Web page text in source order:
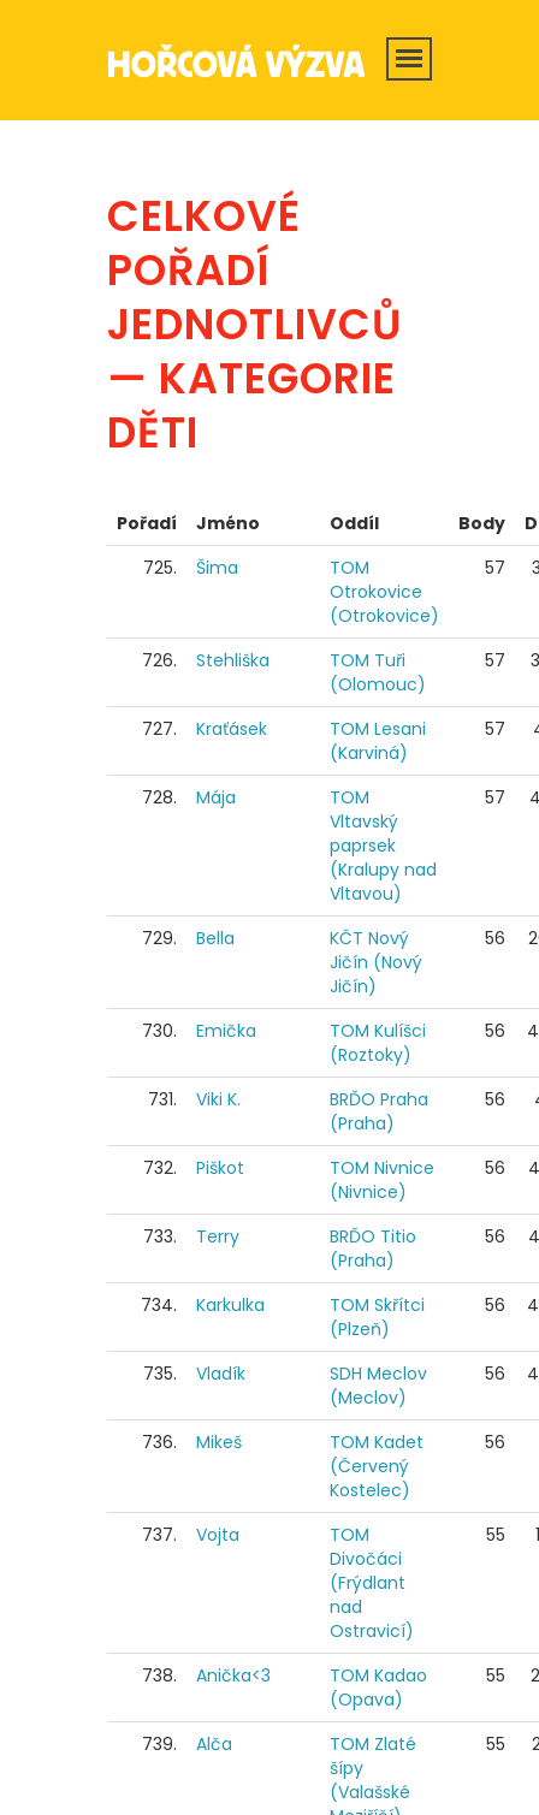
CELKOVÉ
POŘADÍ
JEDNOTLIVCŮ
— KATEGORIE
DĚTI
Pořadí Jméno Oddíl Body
725.
Šima
TOM
Otrokovice
(Otrokovice)
57
726. Stehliška
TOM Tuři
(Olomouc)
57
727. Kraťásek
TOM Lesani
(Karviná)
57
728. Mája
TOM
Vltavský
paprsek
(Kralupy nad
Vltavou)
57
729. Bella
KČT Nový
Jičín (Nový
Jičín)
56
730. Emička
TOM Kulíšci
(Roztoky)
56
731. Viki K.
BRĎO Praha
(Praha)
56
732. Piškot
TOM Nivnice
(Nivnice)
56
733. Terry
BRĎO Titio
(Praha)
56
734. Karkulka
TOM Skřítci
(Plzeň)
56
735. Vladík
SDH Meclov
(Meclov)
56
736. Mikeš
TOM Kadet
(Červený
Kostelec)
56
737. Vojta
TOM
Divočáci
(Frýdlant
nad
Ostravicí)
55
738. Anička<3
TOM Kadao
(Opava)
55
739. Alča
TOM Zlaté
šípy
(Valašské
55